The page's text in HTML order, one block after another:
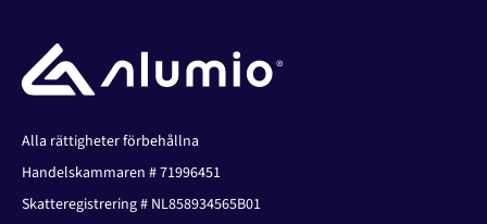
Alla rättigheter förbehållna
Handelskammaren # 71996451
Skatteregistrering # NL858934565B01